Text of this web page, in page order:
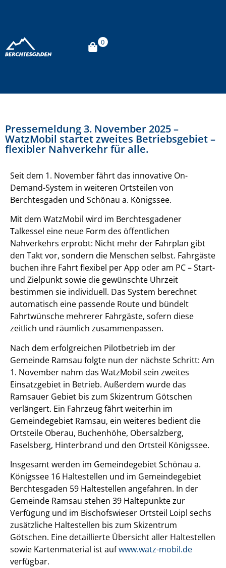
0
Pressemeldung 3. November 2025 –
WatzMobil startet zweites Betriebsgebiet –
flexibler Nahverkehr für alle.
Seit dem 1. November fährt das innovative On-
Demand-System in weiteren Ortsteilen von
Berchtesgaden und Schönau a. Königssee.
Mit dem WatzMobil wird im Berchtesgadener
Talkessel eine neue Form des öffentlichen
Nahverkehrs erprobt: Nicht mehr der Fahrplan gibt
den Takt vor, sondern die Menschen selbst. Fahrgäste
buchen ihre Fahrt flexibel per App oder am PC – Start-
und Zielpunkt sowie die gewünschte Uhrzeit
bestimmen sie individuell. Das System berechnet
automatisch eine passende Route und bündelt
Fahrtwünsche mehrerer Fahrgäste, sofern diese
zeitlich und räumlich zusammenpassen.
Nach dem erfolgreichen Pilotbetrieb im der
Gemeinde Ramsau folgte nun der nächste Schritt: Am
1. November nahm das WatzMobil sein zweites
Einsatzgebiet in Betrieb. Außerdem wurde das
Ramsauer Gebiet bis zum Skizentrum Götschen
verlängert. Ein Fahrzeug fährt weiterhin im
Gemeindegebiet Ramsau, ein weiteres bedient die
Ortsteile Oberau, Buchenhöhe, Obersalzberg,
Faselsberg, Hinterbrand und den Ortsteil Königssee.
Insgesamt werden im Gemeindegebiet Schönau a.
Königssee 16 Haltestellen und im Gemeindegebiet
Berchtesgaden 59 Haltestellen angefahren. In der
Gemeinde Ramsau stehen 39 Haltepunkte zur
Verfügung und im Bischofswieser Ortsteil Loipl sechs
zusätzliche Haltestellen bis zum Skizentrum
Götschen. Eine detaillierte Übersicht aller Haltestellen
sowie Kartenmaterial ist aufwww.watz-mobil.de
verfügbar.